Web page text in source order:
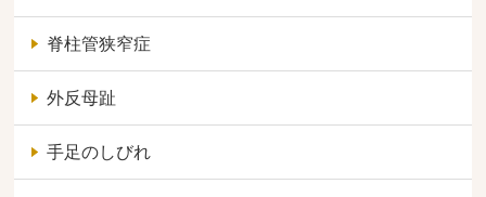
脊柱管狭窄症
外反母趾
手足のしびれ